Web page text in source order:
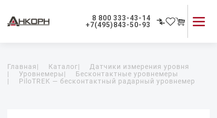
8 800 333-43-14
+7(495)843-50-93
Применение приборов
Как мы работаем
Главная| Каталог|
Датчики измерения уровня
|
Уровнемеры|
Бесконтактные уровнемеры
|
PiloTREK — бесконтактный радарный уровнемер